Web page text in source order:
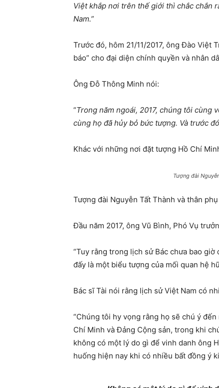
Việt khắp nơi trên thế giới thì chắc chắn
Nam.”
Trước đó, hôm 21/11/2017, ông Đào Việt
báo” cho đại diện chính quyền và nhân
Ông Đỗ Thông Minh nói:
“Trong năm ngoái, 2017, chúng tôi cùng
cùng họ đã hủy bỏ bức tượng. Và trước
Khác với những nơi đặt tượng Hồ Chí
Tượng đài
Tượng đài Nguyễn Tất Thành và thân
Đầu năm 2017, ông Vũ Bình, Phó Vụ
“Tuy rằng trong lịch sử Bác chưa bao
đấy là một biểu tượng của mối quan hệ
Bác sĩ Tài nói rằng lịch sử Việt Nam có
“Chúng tôi hy vọng rằng họ sẽ chú ý
Chí Minh và Đảng Cộng sản, trong khi
không có một lý do gì để vinh danh ông
huống hiện nay khi có nhiều bất đồng ý